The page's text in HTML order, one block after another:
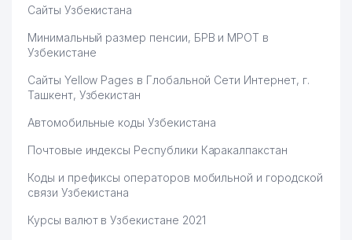
Сайты Узбекистана
Минимальный размер пенсии, БРВ и МРОТ в
Узбекистане
Сайты Yellow Pages в Глобальной Сети Интернет, г.
Ташкент, Узбекистан
Автомобильные коды Узбекистана
Почтовые индексы Республики Каракалпакстан
Коды и префиксы операторов мобильной и городской
связи Узбекистана
Курсы валют в Узбекистане 2021